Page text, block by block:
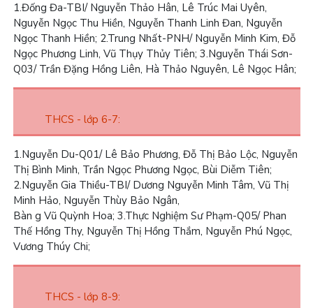
1.Đống Đa-TBI/ Nguyễn Thảo Hân, Lê Trúc Mai Uyên,
Nguyễn Ngọc Thu Hiền, Nguyễn Thanh Linh Đan, Nguyễn
Ngọc Thanh Hiền; 2.Trung Nhất-PNH/ Nguyễn Minh Kim, Đỗ
Ngọc Phương Linh, Vũ Thụy Thủy Tiên; 3.Nguyễn Thái Sơn-
Q03/ Trần Đặng Hồng Liên, Hà Thảo Nguyên, Lê Ngọc Hân;
THCS - lớp 6-7:
1.Nguyễn Du-Q01/ Lê Bảo Phương, Đỗ Thị Bảo Lộc, Nguyễn
Thị Bình Minh, Trần Ngọc Phương Ngọc, Bùi Diễm Tiên;
2.Nguyễn Gia Thiều-TBI/ Dương Nguyễn Minh Tâm, Vũ Thị
Minh Hảo, Nguyễn Thùy Bảo Ngân,
Bàn g Vũ Quỳnh Hoa; 3.Thực Nghiệm Sư Phạm-Q05/ Phan
Thế Hồng Thy, Nguyễn Thị Hồng Thắm, Nguyễn Phú Ngọc,
Vương Thúy Chi;
THCS - lớp 8-9: